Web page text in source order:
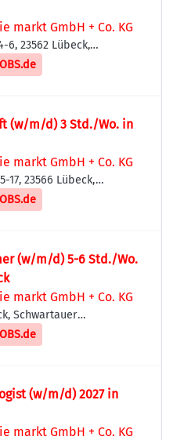
markt GmbH + Co. KG
6, 23562 Lübeck,
(w/m/d) 3 Std./Wo. in
markt GmbH + Co. KG
17, 23566 Lübeck,
(w/m/d) 5-6 Std./Wo.
markt GmbH + Co. KG
Schwartauer
23554 Lübeck,
(w/m/d) 2027 in
markt GmbH + Co. KG